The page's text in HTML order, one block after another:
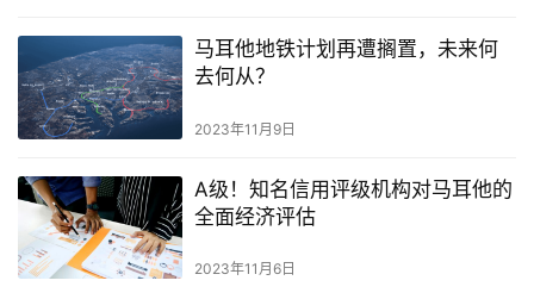
马耳他地铁计划再遭搁置，未来何
去何从？
2023年11月9日
A级！知名信用评级机构对马耳他的
全面经济评估
2023年11月6日